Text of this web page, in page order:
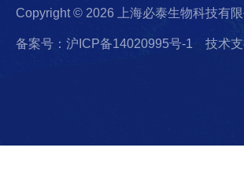
Copyright © 2026 上海必泰生物科技有
备案号：沪ICP备14020995号-1 技术